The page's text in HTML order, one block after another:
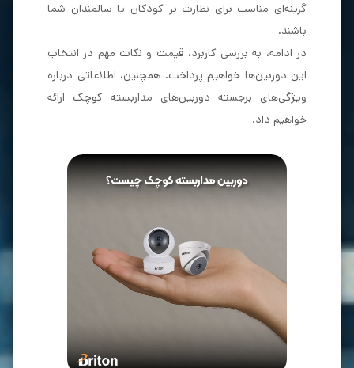
گزینه‌ای مناسب برای نظارت بر کودکان یا سالمندان شما
باشند.
در ادامه، به بررسی کاربرد، قیمت‌ و نکات مهم در انتخاب
این دوربین‌ها خواهیم پرداخت. همچنین، اطلاعاتی درباره
ویژگی‌های برجسته دوربین‌های مداربسته کوچک ارائه
خواهیم داد.